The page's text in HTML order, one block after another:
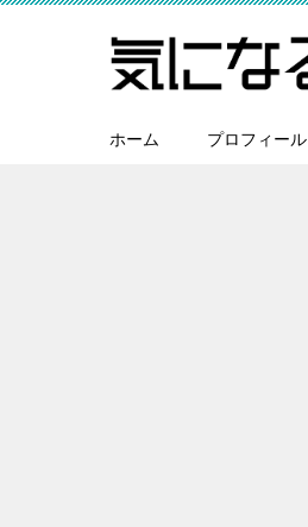
ホーム プロフィール